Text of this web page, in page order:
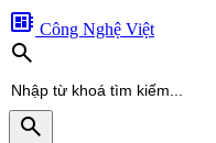
developer_board Công Nghệ Việt
search
search